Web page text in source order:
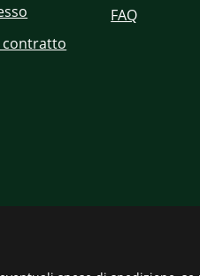
contratto
FAQ